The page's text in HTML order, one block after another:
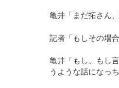
亀井「まだ拓さん
記者「もしその場
亀井「もし、もし
うような話になっ